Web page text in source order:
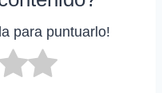
para puntuarlo!